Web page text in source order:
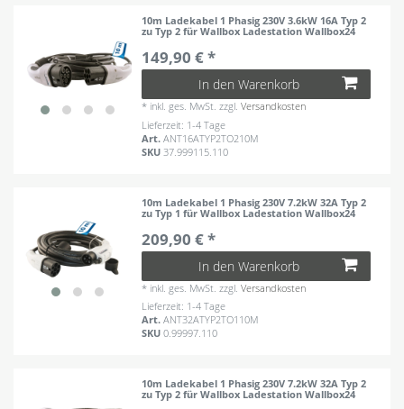
10m Ladekabel 1 Phasig 230V 3.6kW 16A Typ 2
zu Typ 2 für Wallbox Ladestation Wallbox24
149,90 € *
In den Warenkorb
* inkl. ges. MwSt. zzgl.Versandkosten
Lieferzeit: 1-4 Tage
Art.ANT16ATYP2TO210M
SKU 37.999115.110
10m Ladekabel 1 Phasig 230V 7.2kW 32A Typ 2
zu Typ 1 für Wallbox Ladestation Wallbox24
209,90 € *
In den Warenkorb
* inkl. ges. MwSt. zzgl.Versandkosten
Lieferzeit: 1-4 Tage
Art.ANT32ATYP2TO110M
SKU0.99997.110
10m Ladekabel 1 Phasig 230V 7.2kW 32A Typ 2
zu Typ 2 für Wallbox Ladestation Wallbox24